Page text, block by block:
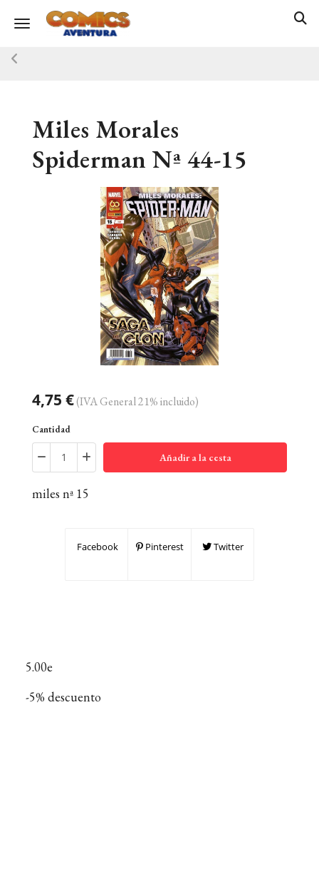
Toggle navigation
Miles Morales
Spiderman Nª 44-15
4,75 €(IVA General 21% incluido)
Cantidad
Añadir a la cesta
miles nª 15
Facebook Pinterest Twitter
5.00e
-5% descuento